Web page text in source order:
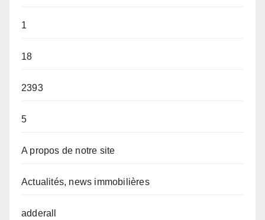
1
18
2393
5
A propos de notre site
Actualités, news immobilières
adderall